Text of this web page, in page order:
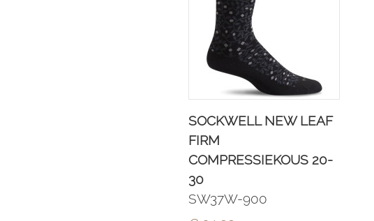
SOCKWELL NEW LEAF
FIRM
COMPRESSIEKOUS 20-
30
SW37W-900